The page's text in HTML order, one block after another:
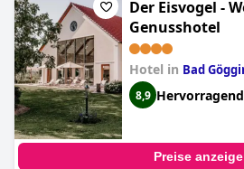
Zimmer und Suiten für höchsten
Der Eisvogel -
Genusshotel
Hotel in Bad
8,9 Hervorragend
Preise